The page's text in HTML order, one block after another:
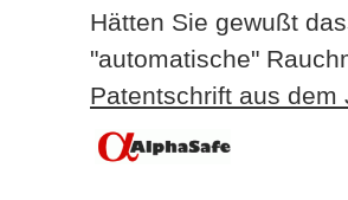
Hätten Sie gewußt
"automatische"
Patentschrift aus dem